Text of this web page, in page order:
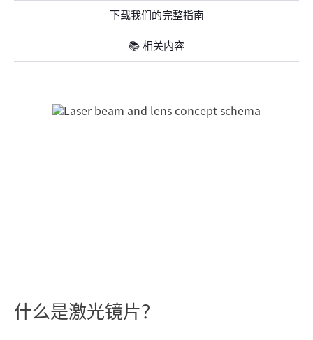
下载我们的完整指南
📚 相关内容
什么是激光镜片？